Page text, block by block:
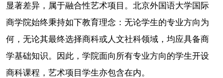
显著差异，属于融合性艺术项目。北京外国语大学国际
商学院始终秉持如下教育理念：无论学生的专业方向为
何，无论其最终选择商科或人文社科领域，均应具备商
学基础知识。因此，学院面向所有专业方向的学生开设
商科课程，艺术项目学生亦包含在内。